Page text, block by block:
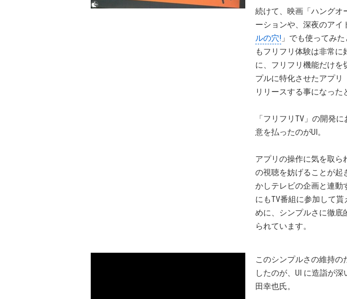
続けて、映画「ハングオ
ーションや、深夜のアイ
ルの穴! 」でも使ってみ
もフリフリ体験は非常に
に、フリフリ機能だけを
プルに特化させたアプリ
リリースする事になった
「フリフリTV」の開発
意を払ったのがUI。
アプリの操作に気を取ら
の視聴を妨げることが起
かしテレビの企画と連動
にもTV番組に参加して
めに、シンプルさに徹底
られています。
このシンプルさの維持の
したのが、UI に造詣が深
田幸也氏。